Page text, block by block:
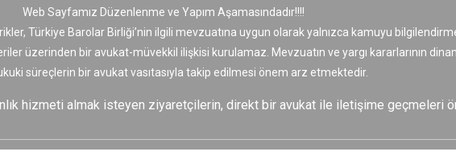
Web Sayfamız Düzenlenme ve Yapım Aşamasındadır!!!!
Türkiye Barolar Birliği’nin ilgili mevzuatına uygun olarak yalnızca kamuyu
üzerinden bir avukat-müvekkil ilişkisi kurulamaz. Mevzuatın ve yargı kararlarının
süreçlerin bir avukat vasıtasıyla takip edilmesi önem arz etmektedir.
hizmeti almak isteyen ziyaretçilerin, direkt bir avukat ile iletişime geçmeleri